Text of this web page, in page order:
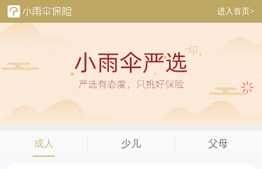
进入首页>
成人 少儿 父母